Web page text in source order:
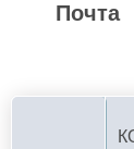
Почта